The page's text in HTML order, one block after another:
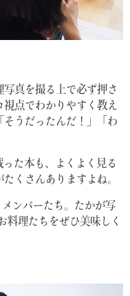
真を撮る上で必ず押さ
点でわかりやすく教え
うだったんだ！」「わ
た本も、よくよく見る
くさんありますよね。
ンバーたち。たかが写
料理たちをぜひ美味しく